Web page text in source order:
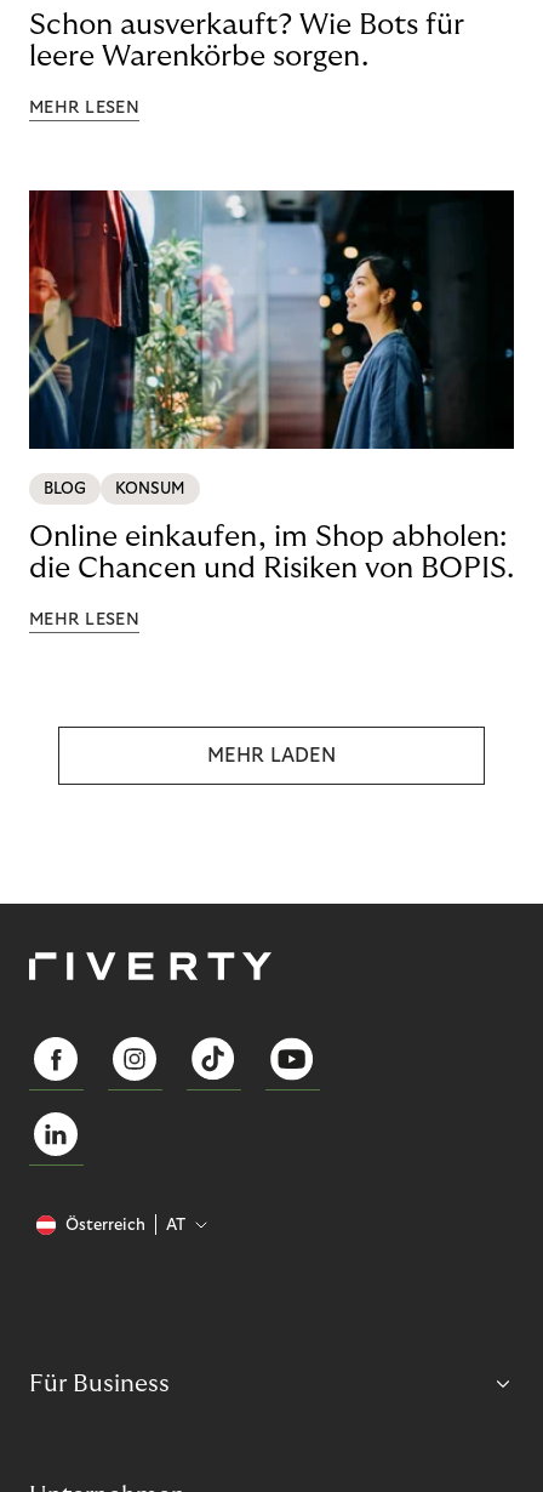
Schon ausverkauft? Wie Bots für
leere Warenkörbe sorgen.
MEHR LESEN
BLOG KONSUM
Online einkaufen, im Shop abholen:
die Chancen und Risiken von BOPIS.
MEHR LESEN
MEHR LADEN
Österreich AT
Für Business